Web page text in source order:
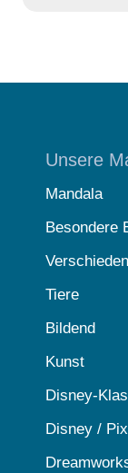
Unsere
Mandala
Besondere
Tiere
Bildend
Kunst
Disney-
Disney /